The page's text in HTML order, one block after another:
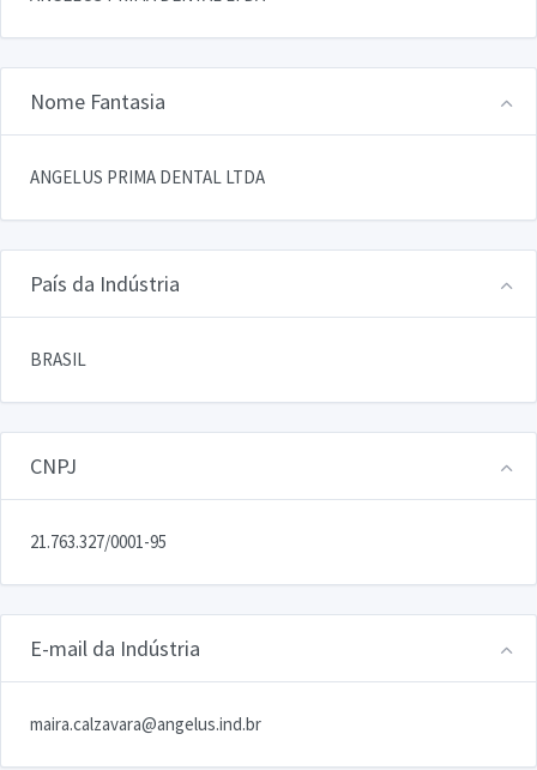
Nome Fantasia
ANGELUS PRIMA DENTAL LTDA
País da Indústria
BRASIL
CNPJ
21.763.327/0001-95
E-mail da Indústria
maira.calzavara@angelus.ind.br